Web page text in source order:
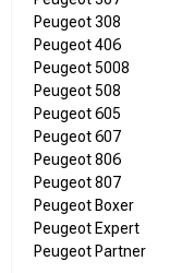
Peugeot 308
Peugeot 406
Peugeot 5008
Peugeot 508
Peugeot 605
Peugeot 607
Peugeot 806
Peugeot 807
Peugeot Boxer
Peugeot Expert
Peugeot Partner